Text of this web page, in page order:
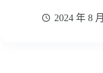
2024 年 8